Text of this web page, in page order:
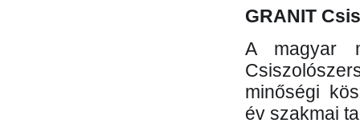
GRANIT
A magyar
minőségi
év szakmai